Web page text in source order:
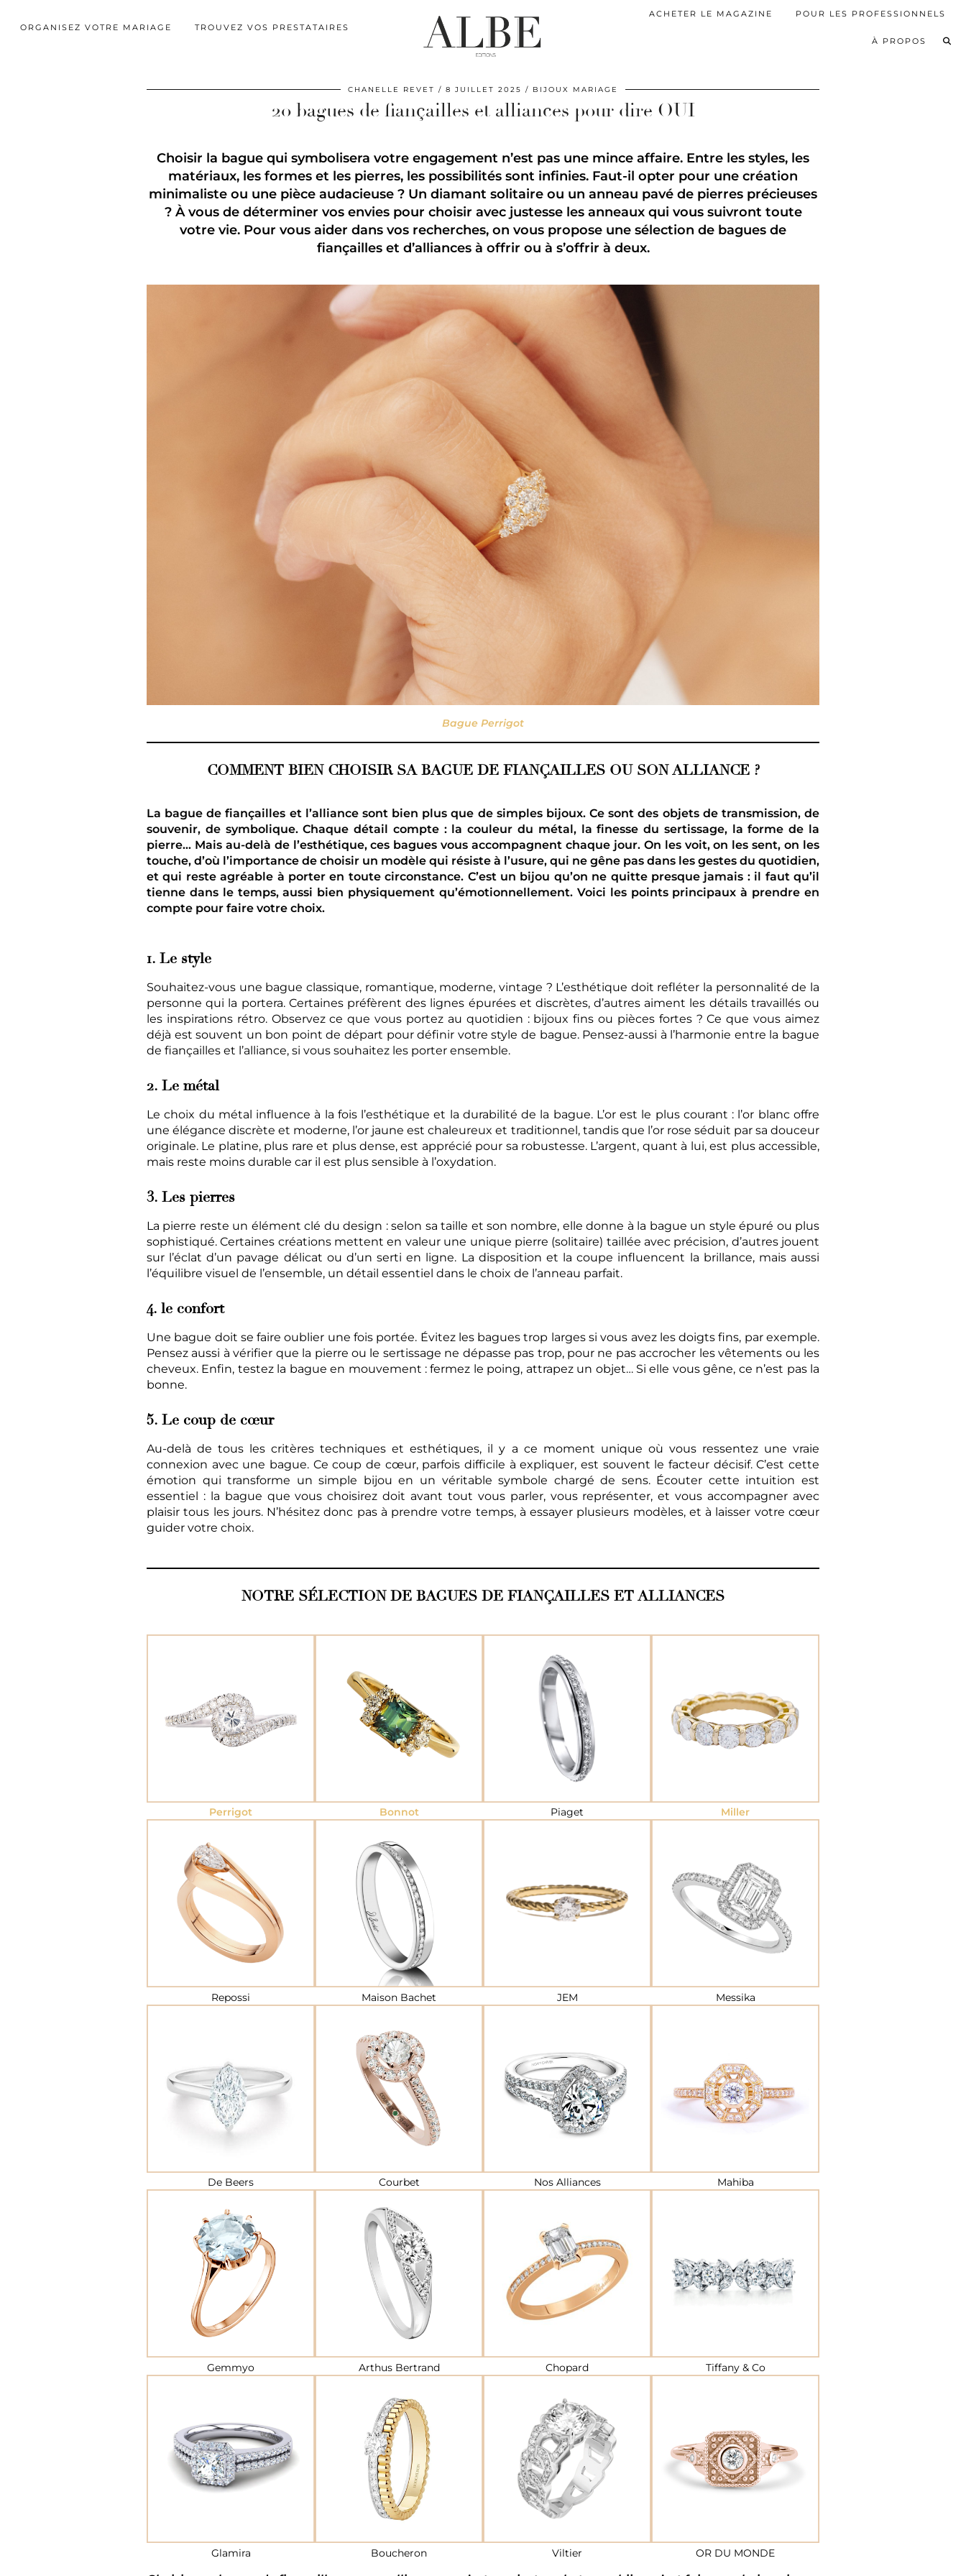
ORGANISEZ VOTRE MARIAGE TROUVEZ VOS PRESTATAIRES
ACHETER LE MAGAZINE POUR LES PROFESSIONNELS
À PROPOS
CHANELLE REVET 8 JUILLET 2025 BIJOUX MARIAGE
20 bagues de fiançailles et alliances pour dire OUI
Choisir la bague qui symbolisera votre engagement n’est pas une mince affaire. Entre les styles, les
matériaux, les formes et les pierres, les possibilités sont infinies. Faut-il opter pour une création
minimaliste ou une pièce audacieuse ? Un diamant solitaire ou un anneau pavé de pierres précieuses
? À vous de déterminer vos envies pour choisir avec justesse les anneaux qui vous suivront toute
votre vie. Pour vous aider dans vos recherches, on vous propose une sélection de bagues de
fiançailles et d’alliances à offrir ou à s’offrir à deux.
Bague Perrigot
COMMENT BIEN CHOISIR SA BAGUE DE FIANÇAILLES OU SON ALLIANCE ?
La bague de fiançailles et l’alliance sont bien plus que de simples bijoux. Ce sont des objets de transmission, de
souvenir, de symbolique. Chaque détail compte : la couleur du métal, la finesse du sertissage, la forme de la
pierre… Mais au-delà de l’esthétique, ces bagues vous accompagnent chaque jour. On les voit, on les sent, on les
touche, d’où l’importance de choisir un modèle qui résiste à l’usure, qui ne gêne pas dans les gestes du quotidien,
et qui reste agréable à porter en toute circonstance. C’est un bijou qu’on ne quitte presque jamais : il faut qu’il
tienne dans le temps, aussi bien physiquement qu’émotionnellement. Voici les points principaux à prendre en
compte pour faire votre choix.
1. Le style
Souhaitez-vous une bague classique, romantique, moderne, vintage ? L’esthétique doit refléter la personnalité de la
personne qui la portera. Certaines préfèrent des lignes épurées et discrètes, d’autres aiment les détails travaillés ou
les inspirations rétro. Observez ce que vous portez au quotidien : bijoux fins ou pièces fortes ? Ce que vous aimez
déjà est souvent un bon point de départ pour définir votre style de bague. Pensez-aussi à l’harmonie entre la bague
de fiançailles et l’alliance, si vous souhaitez les porter ensemble.
2. Le métal
Le choix du métal influence à la fois l’esthétique et la durabilité de la bague. L’or est le plus courant : l’or blanc offre
une élégance discrète et moderne, l’or jaune est chaleureux et traditionnel, tandis que l’or rose séduit par sa douceur
originale. Le platine, plus rare et plus dense, est apprécié pour sa robustesse. L’argent, quant à lui, est plus accessible,
mais reste moins durable car il est plus sensible à l’oxydation.
3. Les pierres
La pierre reste un élément clé du design : selon sa taille et son nombre, elle donne à la bague un style épuré ou plus
sophistiqué. Certaines créations mettent en valeur une unique pierre (solitaire) taillée avec précision, d’autres jouent
sur l’éclat d’un pavage délicat ou d’un serti en ligne. La disposition et la coupe influencent la brillance, mais aussi
l’équilibre visuel de l’ensemble, un détail essentiel dans le choix de l’anneau parfait.
4. le confort
Une bague doit se faire oublier une fois portée. Évitez les bagues trop larges si vous avez les doigts fins, par exemple.
Pensez aussi à vérifier que la pierre ou le sertissage ne dépasse pas trop, pour ne pas accrocher les vêtements ou les
cheveux. Enfin, testez la bague en mouvement : fermez le poing, attrapez un objet… Si elle vous gêne, ce n’est pas la
bonne.
5. Le coup de cœur
Au-delà de tous les critères techniques et esthétiques, il y a ce moment unique où vous ressentez une vraie
connexion avec une bague. Ce coup de cœur, parfois difficile à expliquer, est souvent le facteur décisif. C’est cette
émotion qui transforme un simple bijou en un véritable symbole chargé de sens. Écouter cette intuition est
essentiel : la bague que vous choisirez doit avant tout vous parler, vous représenter, et vous accompagner avec
plaisir tous les jours. N’hésitez donc pas à prendre votre temps, à essayer plusieurs modèles, et à laisser votre cœur
guider votre choix.
NOTRE SÉLECTION DE BAGUES DE FIANÇAILLES ET ALLIANCES
Perrigot
Repossi
De Beers
Gemmyo
Glamira
Bonnot
Maison Bachet
Courbet
Arthus Bertrand
Boucheron
Piaget
JEM
Nos Alliances
Chopard
Viltier
Miller
Messika
Mahiba
Tiffany & Co
OR DU MONDE